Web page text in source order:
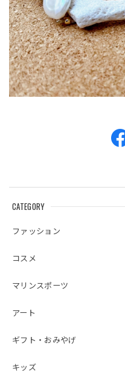
CATEGORY
ファッション
コスメ
マリンスポーツ
アート
ギフト・おみやげ
キッズ